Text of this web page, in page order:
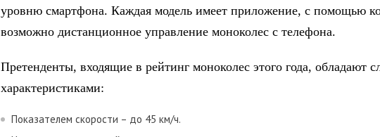
уровню смартфона. Каждая модель имеет приложение, с помощью
возможно дистанционное управление моноколес с телефона.
Претенденты, входящие в рейтинг моноколес этого года, обладают
характеристиками:
Показателем скорости – до 45 км/ч.